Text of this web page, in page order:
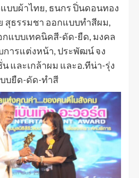
แบบผ้าไทย, ธนกร ปิ่นดอนทอง
สุธรรมชา ออกแบบทำสีผม,
แบบเทคนิคสี-ดัด-ยืด, มงคล
ารแต่งหน้า, ประพัฒน์ จง
และเกล้าผม และอ.ทีน่า-รุ่ง
บยืด-ดัด-ทำสี